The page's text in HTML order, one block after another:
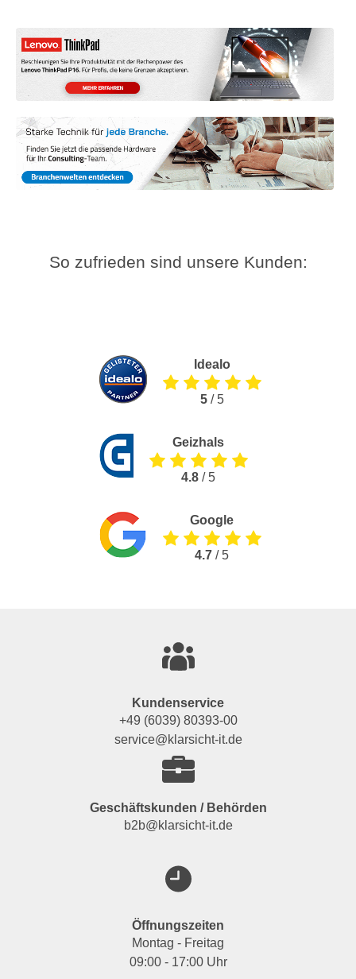
So zufrieden sind unsere Kunden:
Idealo
5/ 5
Geizhals
4.8 / 5
Google
4.7 / 5
Kundenservice
+49 (6039) 80393-00
service@klarsicht-it.de
Geschäftskunden / Behörden
b2b@klarsicht-it.de
Öffnungszeiten
Montag - Freitag
09:00 - 17:00 Uhr